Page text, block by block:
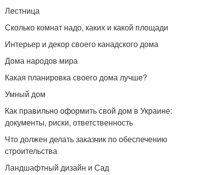
Лестница
Сколько комнат надо, каких и какой площади
Интерьер и декор своего канадского дома
Дома народов мира
Какая планировка своего дома лучше?
Умный дом
Как правильно оформить свой дом в Украине:
документы, риски, ответственность
Что должен делать заказчик по обеспечению
строительства
Ландшафтный дизайн и Сад